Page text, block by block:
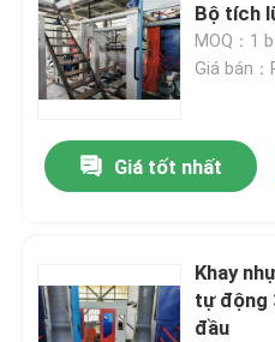
Bộ tích
MOQ：1
Giá bán
Giá tốt nhất
Khay
tự động
đầu